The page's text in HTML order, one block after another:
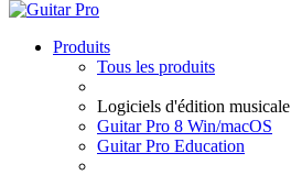
Produits
Tous les produits
Logiciels d'édition musicale
Guitar Pro 8 Win/macOS
Guitar Pro Education